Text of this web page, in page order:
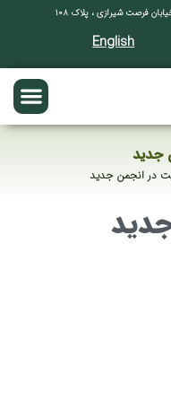
فرصت شیرازی ، پلاک ۱۰۸
English
جدید
در انجمن جدید